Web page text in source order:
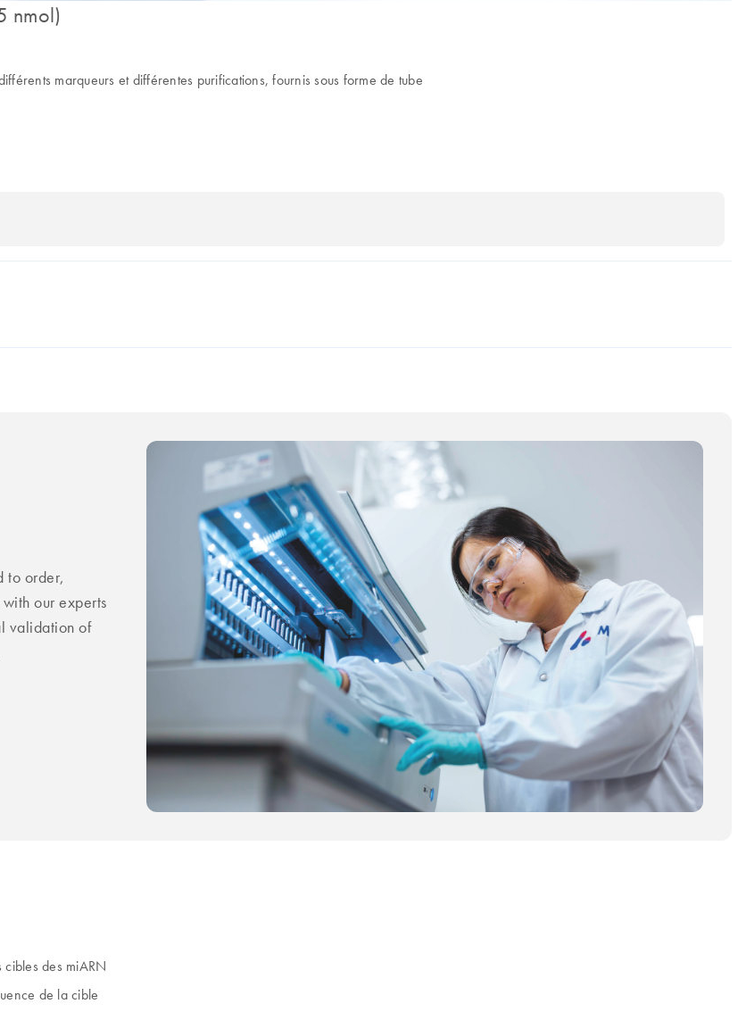
nmol)
marqueurs et différentes purifications, fournis sous forme de tube
to order,
our experts
validation of
cibles des miARN
de la cible